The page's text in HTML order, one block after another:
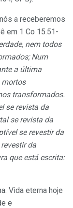
nós a receberemos
em 1 Co 15.51-
nem todos
Num
a última
mortos
transformados.
se revista da
se revista da
se revestir da
da
que está escrita:
Vida eterna hoje
e